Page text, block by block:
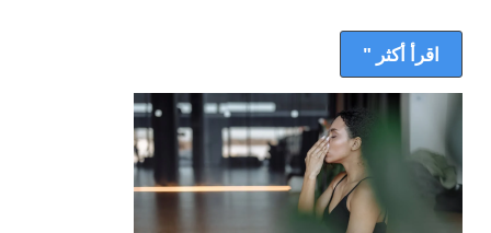
اقرأ أكثر "